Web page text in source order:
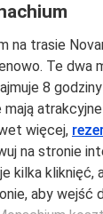
na trasie
Te dwa
8
więcej,
na stronie
kilka kliknięć,
aby wejść